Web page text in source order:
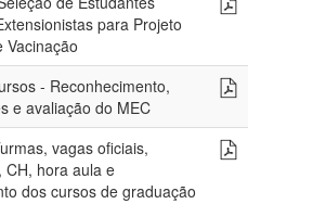
para Projeto
Vacinação
- Reconhecimento,
e avaliação do MEC
vagas oficiais,
CH, hora aula e
dos cursos de graduação